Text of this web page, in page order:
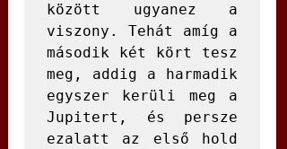
között ugyanez a
viszony. Tehát amíg a
második két kört tesz
meg, addig a harmadik
egyszer kerüli meg a
Jupitert, és persze
ezalatt az első hold